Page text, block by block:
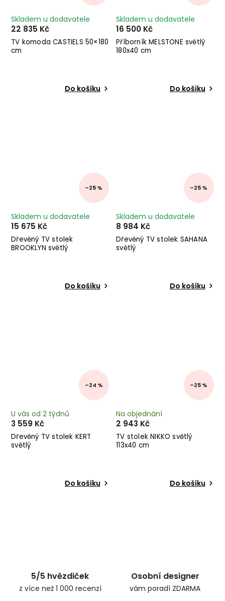
TV komoda CASTIELS 50×180
cm
Skladem u dodavatele
22 835 Kč
Do košíku
Příborník MELSTONE světlý
180x40 cm
Skladem u dodavatele
16 500 Kč
Do košíku
–25 %
Dřevěný TV stolek
BROOKLYN světlý
Skladem u dodavatele
15 675 Kč
Do košíku
–25 %
Dřevěný TV stolek SAHANA
světlý
Skladem u dodavatele
8 984 Kč
Do košíku
–24 %
Dřevěný TV stolek KERT
světlý
U vás od 2 týdnů
3 559 Kč
Do košíku
–25 %
TV stolek NIKKO světlý
113x40 cm
Na objednání
2 943 Kč
Do košíku
5/5 hvězdiček
z více než 1 000 recenzí
Osobní designer
vám poradí ZDARMA